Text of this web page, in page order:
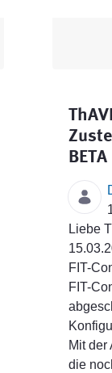
BETA
Liebe
FIT-
FIT-
Mit der
die